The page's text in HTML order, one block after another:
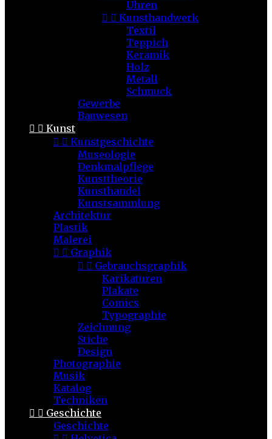
Uhren
  Kunsthandwerk
Textil
Teppich
Keramik
Holz
Metall
Schmuck
Gewerbe
Bauwesen
  Kunst
  Kunstgeschichte
Museologie
Denkmalpflege
Kunsttheorie
Kunsthandel
Kunstsammlung
Architektur
Plastik
Malerei
  Graphik
  Gebrauchsgraphik
Karikaturen
Plakate
Comics
Typographie
Zeichnung
Stiche
Design
Photographie
Musik
Katalog
Techniken
  Geschichte
Geschichte